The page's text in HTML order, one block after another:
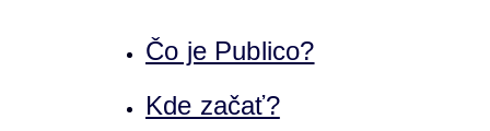
Čo je Publico?
Kde začať?